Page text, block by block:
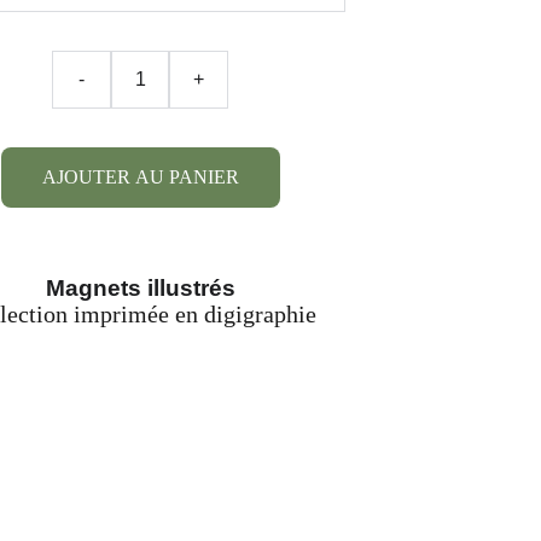
- +
AJOUTER AU PANIER
Magnets illustrés
imprimée en digigraphie